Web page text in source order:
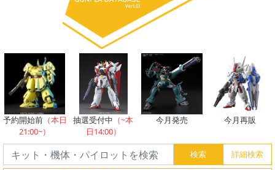
予約開始前（本日
21:00~）
抽選受付中 （~本
日14:00）
今月発売 今月再販
ー
索
グ
レ